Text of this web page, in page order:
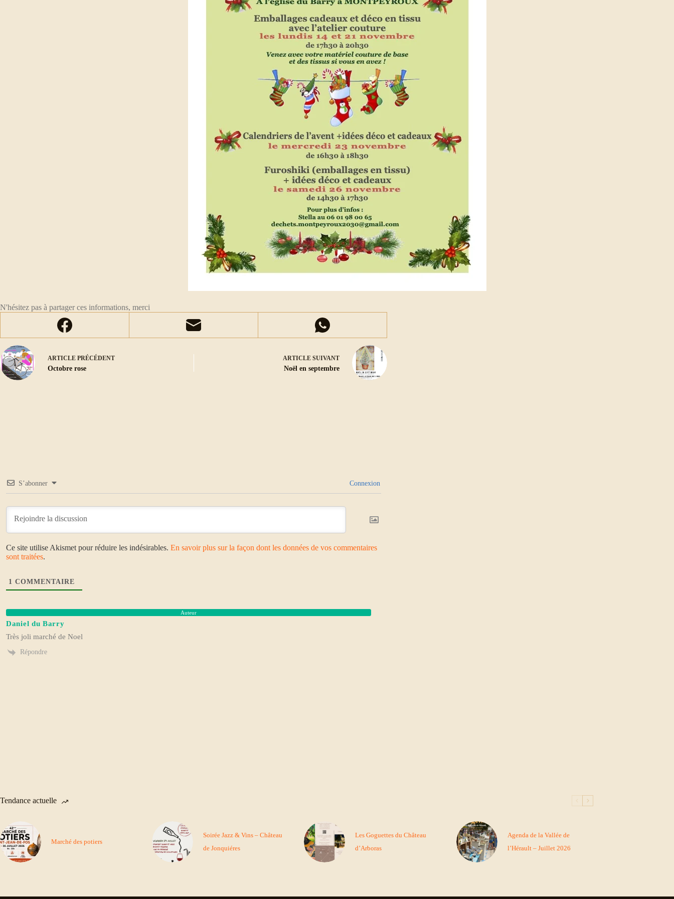
N'hésitez pas à partager ces informations, merci
ARTICLE PRÉCÉDENT
Octobre rose
ARTICLE SUIVANT
Noël en septembre
S’abonner Connexion
Ce site utilise Akismet pour réduire les indésirables. En savoir plus sur la façon dont les données de vos commentaires
sont traitées.
1 COMMENTAIRE
Auteur
Daniel du Barry
Très joli marché de Noel
Répondre
Tendance actuelle
Marché des potiers
Soirée Jazz & Vins – Château
de Jonquiéres
Les Goguettes du Château
d’Arboras
Agenda de la Vallée de
l’Hérault – Juillet 2026